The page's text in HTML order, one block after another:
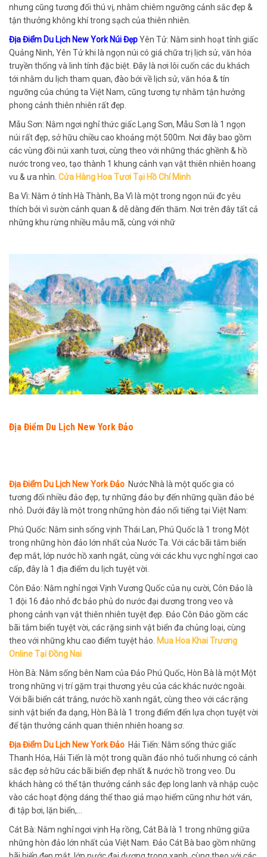
nhưng cũng tương đối thú vị, nhằm chiêm ngưỡng cảnh sắc đẹp &
tận thưởng không khí trong sạch của thiên nhiên.
Địa Điểm Du Lịch New York Núi ĐẹpYên Tử: Nằm sinh hoạt tỉnh giấc
Quảng Ninh, Yên Tử khi là ngọn núi có giá chữa trị lịch sử, văn hóa
truyền thống và linh tính đặc biệt. Đây là nơi lôi cuốn các du khách
tới nhằm du lịch tham quan, đào bới về lịch sử, văn hóa & tín
ngưỡng của chúng ta Việt Nam, cũng tương tự nhằm tận hưởng
phong cảnh thiên nhiên rất đẹp.
Mẫu Sơn: Nằm ngơi nghỉ thức giấc Lạng Sơn, Mẫu Sơn là 1 ngọn
núi rất đẹp, sở hữu chiều cao khoảng một.500m. Nơi đây bao gồm
các vùng đồi núi xanh tươi, cùng theo với những thác ghềnh & hồ
nước trong veo, tạo thành 1 khung cảnh vạn vật thiên nhiên hoang
vu & ưa nhìn. Cửa Hàng Hoa Tươi Tại Hồ Chí Minh
Ba Vì: Nằm ở tỉnh Hà Thành, Ba Vì là một trong ngọn núi đc yêu
thích bởi vì sườn cảnh quan & dễ dàng đến thăm. Nơi trên đây tất cả
những khu rừng nhiều mẫu mã, cùng với nhữ
Địa Điểm Du Lịch New York Đảo
Địa Điểm Du Lịch New York Đảo Nước Nhà là một quốc gia có
tương đối nhiều đảo đẹp, tự những đảo bự đến những quần đảo bé
nhỏ. Dưới đây là một trong những hòn đảo nổi tiếng tại Việt Nam:
Phú Quốc: Nằm sinh sống vịnh Thái Lan, Phú Quốc là 1 trong Một
trong những hòn đảo lớn nhất của Nước Ta. Với các bãi tắm biển
đẹp mắt, lớp nước hồ xanh ngắt, cùng với các khu vực nghỉ ngơi cao
cấp, đây là 1 địa điểm du lịch tuyệt vời.
Côn Đảo: Nằm nghỉ ngơi Vịnh Vương Quốc của nụ cười, Côn Đảo là
1 đội 16 đảo nhỏ đc bảo phủ do nước đại dương trong veo và
phong cảnh vạn vật thiên nhiên tuyệt đẹp. Đảo Côn Đảo gồm các
bãi tắm biển tuyệt vời, các rặng sinh vật biển đa chủng loại, cùng
theo với những khu cao điểm tuyệt hảo. Mua Hoa Khai Trương
Online Tại Đồng Nai
Hòn Bà: Nằm sống bên Nam của Đảo Phú Quốc, Hòn Bà là một Một
trong những vị trí gặm trại thương yêu của các khác nước ngoài.
Với bãi biển cát trắng, nước hồ xanh ngắt, cùng theo với các rặng
sinh vật biển đa dạng, Hòn Bà là 1 trong điểm đến lựa chọn tuyệt vời
để tận thưởng cảnh quan thiên nhiên hoang sơ.
Địa Điểm Du Lịch New York Đảo Hải Tiến: Nằm sống thức giấc
Thanh Hóa, Hải Tiến là một trong quần đảo nhỏ tuổi nhưng có cảnh
sắc đẹp sở hữu các bãi biển đẹp nhất & nước hồ trong veo. Du
khách hàng có thể tận thưởng cảnh sắc đẹp long lanh và nhập cuộc
vào các hoạt động dáng thể thao giả mạo hiểm cũng như hớt ván,
đi tập bơi, lặn biển,…
Cát Bà: Nằm nghỉ ngơi vịnh Hạ rồng, Cát Bà là 1 trong những giữa
những hòn đảo lớn nhất của Việt Nam. Đảo Cát Bà bao gồm những